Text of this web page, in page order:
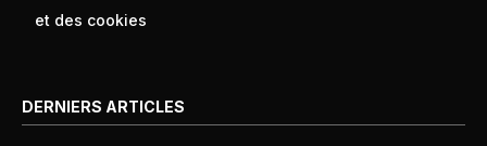
et des cookies
DERNIERS ARTICLES